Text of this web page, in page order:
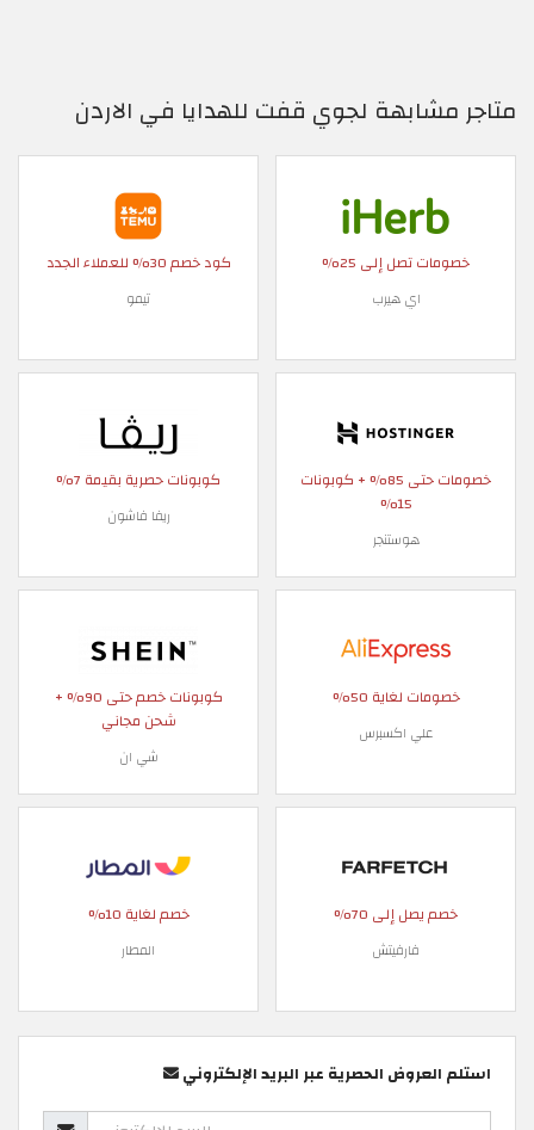
متاجر مشابهة لجوي قفت للهدايا في الاردن
خصومات تصل إلى 25%
اي هيرب
كود خصم 30% للعملاء الجدد
تيمو
خصومات حتى 85% + كوبونات
15%
هوستنجر
كوبونات حصرية بقيمة 7%
ريفا فاشون
خصومات لغاية 50%
علي اكسبرس
كوبونات خصم حتى 90% +
شحن مجاني
شي ان
خصم يصل إلى 70%
فارفيتش
خصم لغاية 10%
المطار
استلم العروض الحصرية عبر البريد الإلكتروني